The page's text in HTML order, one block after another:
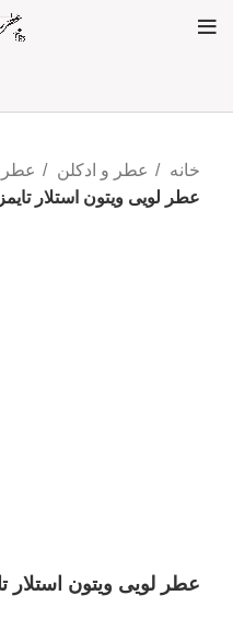
خانه عطر و ادکلن
عطر لویی ویتون استلار
عطر لویی ویتون استلار